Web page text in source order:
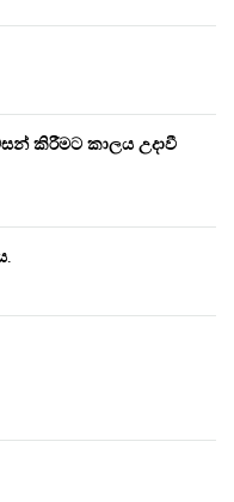
කිරීමට කාලය උදාවී